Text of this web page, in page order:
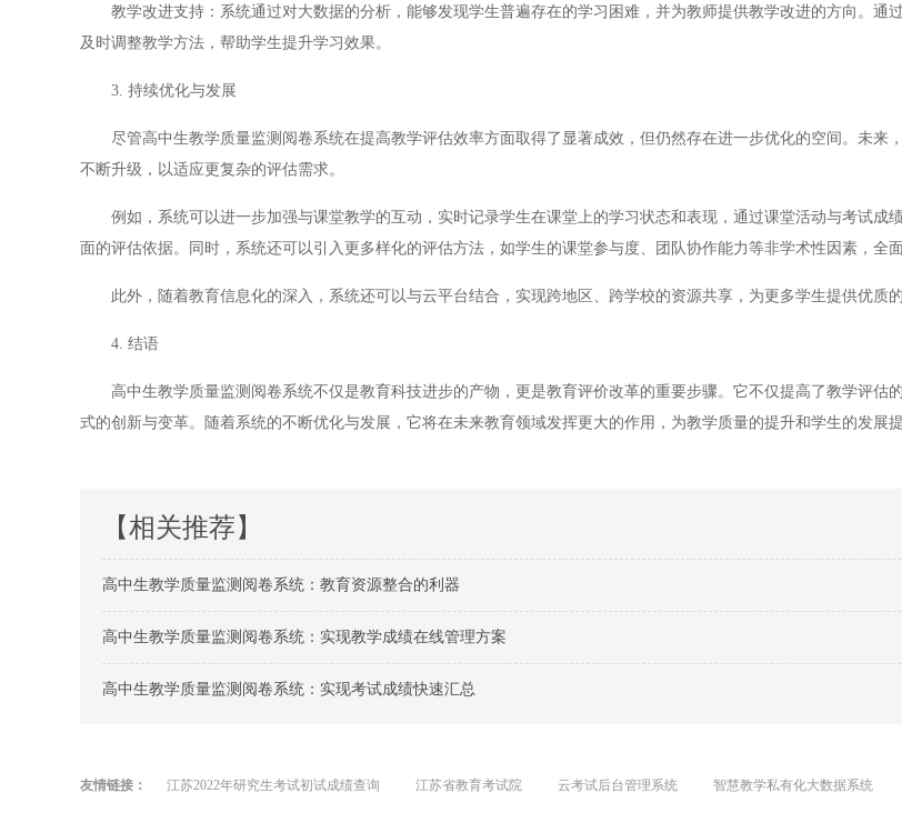
教学改进支持：系统通过对大数据的分析，能够发现学生普遍存在的学习困难，并为教师提供教学改进的方向。通
及时调整教学方法，帮助学生提升学习效果。
3. 持续优化与发展
尽管高中生教学质量监测阅卷系统在提高教学评估效率方面取得了显著成效，但仍然存在进一步优化的空间。未来
不断升级，以适应更复杂的评估需求。
例如，系统可以进一步加强与课堂教学的互动，实时记录学生在课堂上的学习状态和表现，通过课堂活动与考试成
面的评估依据。同时，系统还可以引入更多样化的评估方法，如学生的课堂参与度、团队协作能力等非学术性因素，全
此外，随着教育信息化的深入，系统还可以与云平台结合，实现跨地区、跨学校的资源共享，为更多学生提供优质的
4. 结语
高中生教学质量监测阅卷系统不仅是教育科技进步的产物，更是教育评价改革的重要步骤。它不仅提高了教学评估
式的创新与变革。随着系统的不断优化与发展，它将在未来教育领域发挥更大的作用，为教学质量的提升和学生的发展
【相关推荐】
高中生教学质量监测阅卷系统：教育资源整合的利器
高中生教学质量监测阅卷系统：实现教学成绩在线管理方案
高中生教学质量监测阅卷系统：实现考试成绩快速汇总
友情链接： 江苏2022年研究生考试初试成绩查询 江苏省教育考试院 云考试后台管理系统 智慧教学私有化大数据系统